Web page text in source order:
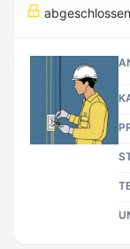
abgeschlossen